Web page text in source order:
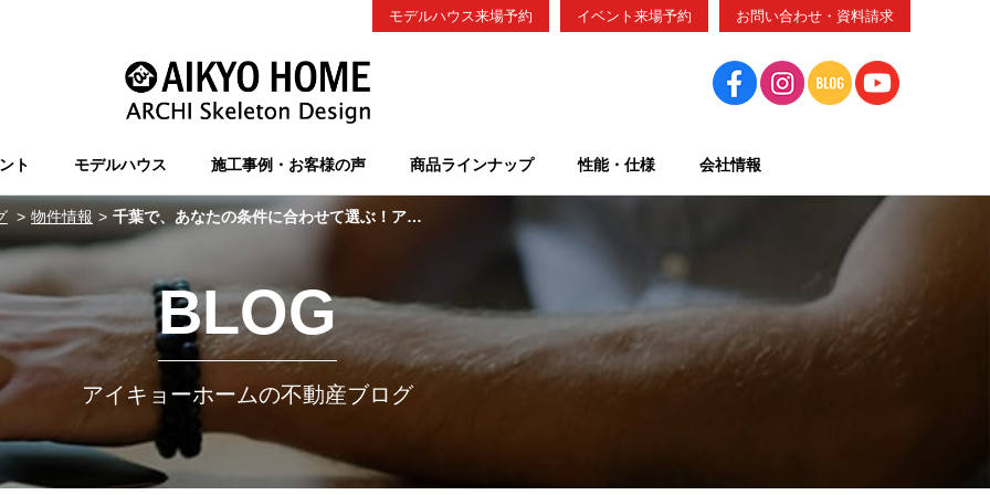
ト モデルハウス 施工事例・お客様の声 商品ラインナップ 性能・仕様 会社情報
モデルハウス来場予約 イベント来場予約 お問い合わせ・資料請求
物件情報 千葉で、あなたの条件に合わせて選ぶ！アイキョーホームの分譲地
BLOG
アイキョーホームの不動産ブログ